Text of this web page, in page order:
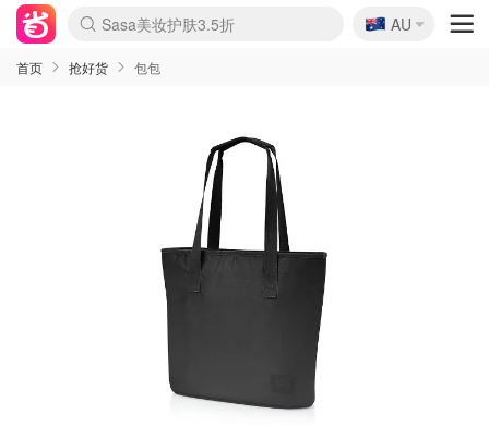
lululemon折扣上新
Sasa美妆护肤3.5折
SSENSE年中3折
FreshBeauty好价汇总
Cettire降价+叠9折
Farfetch折上8折
WWS Coles超市实拍
viagogo二手票捡漏
Myer清仓1折起
The Outnet奢牌1折起
David Jones 3折起
Flannels大牌1折
Perfumes Club护肤1折
AMIRO返校季6.2折
Oweek抽奖送Airpods
Amazon折扣汇总
eToro入金$200送$50
Amazon数码好物
ICONIC本周7.5折
ThedoubleF高奢地板价
Moose Knuckles 6折
丝芙兰5折起
EUFY官网3.7折起
Selenichast首饰2折
Trip机票酒店促销
YSL送5件彩妆礼
Amazon家居好物
BIGBANG巡演开票
David Jones时尚3折
Amazon美妆护肤
雅漾大喷$8
过敏原检测盒$33
伊索独家赠50ml沐浴露
科颜氏清仓3折
SEALIFE海洋馆门票6折
丝塔芙大白罐$16
订阅Newsletter送香薰
Cult Beauty 6.8折
Harrods圣诞日历2.3折
LN-CC奢牌私促3折
d'Alba空姐喷雾$16
EVE LOM套装逆天2折
Bernardelli独家4折
Adore Beauty 6折起
CT圣诞日历
Mytheresa奢品2.7折
Luxury Escapes 9折
Currentbody美容仪9折
卡诗9折+赠4件礼
MOON Garden Live
ALLSAINTS美衣3折
Roborock扫地机3.7折
Tingo Life水杯$24
Valentino官网5折
CR洗发护发6.3折
🇦🇺
AU
首页 抢好货 包包